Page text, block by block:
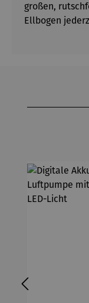
großen,
Ellbogen